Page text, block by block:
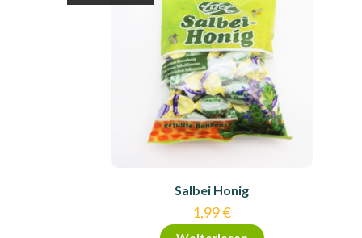
Salbei Honig
1,99€